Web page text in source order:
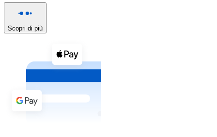
Vedi tutto
Buoni cripto
Acquista criptovalute in contanti e altri mezzi di
Acquista con contanti
Bonifico SEPA
Scopri di più